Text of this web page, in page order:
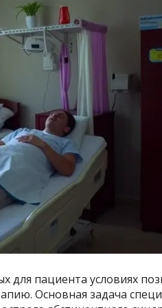
пациента условиях
Основная задача